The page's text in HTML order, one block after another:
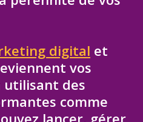
digital et
vos
utilisant des
comme